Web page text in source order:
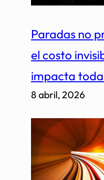
Paradas no
el costo
impacta
8 abril, 2026